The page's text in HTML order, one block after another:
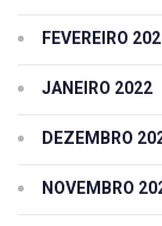
FEVEREIRO
JANEIRO 2022
DEZEMBRO
NOVEMBRO